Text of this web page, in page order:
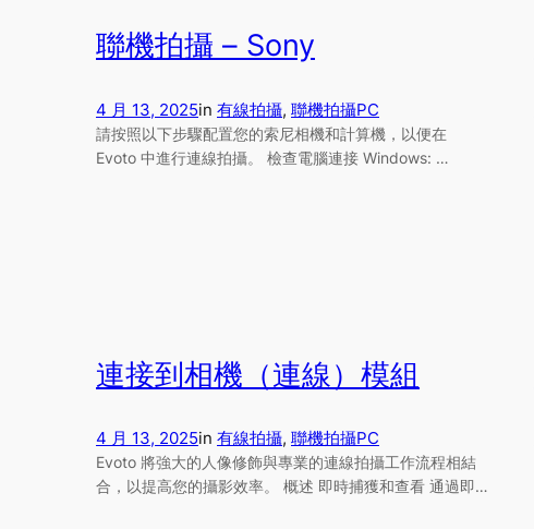
聯機拍攝 – Sony
4 月 13, 2025in 有線拍攝, 聯機拍攝PC
請按照以下步驟配置您的索尼相機和計算機，以便在
Evoto 中進行連線拍攝。 檢查電腦連接 Windows: …
連接到相機（連線）模組
4 月 13, 2025in 有線拍攝, 聯機拍攝PC
Evoto 將強大的人像修飾與專業的連線拍攝工作流程相結
合，以提高您的攝影效率。 概述 即時捕獲和查看 通過即…